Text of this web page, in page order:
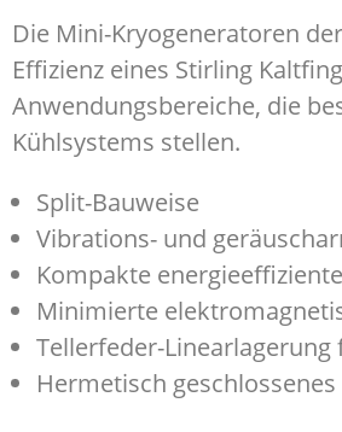
Die Mini-Kryogeneratoren
Effizienz eines Stirling
Anwendungsbereiche, die
Kühlsystems stellen.
Split-Bauweise
Vibrations- und
Kompakte
Minimierte
Tellerfeder-
Hermetisch